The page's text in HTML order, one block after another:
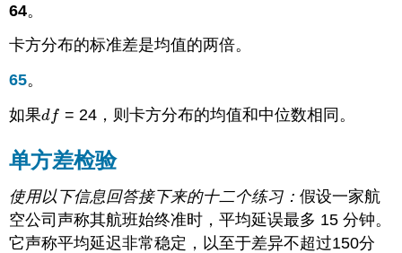
64。
卡方分布的标准差是均值的两倍。
65。
如果df
df = 24，则卡方分布的均值和中位数相同。
单方差检验
使用以下信息回答接下来的十二个练习：假设一家航
空公司声称其航班始终准时，平均延误最多 15 分钟。
它声称平均延迟非常稳定，以至于差异不超过150分